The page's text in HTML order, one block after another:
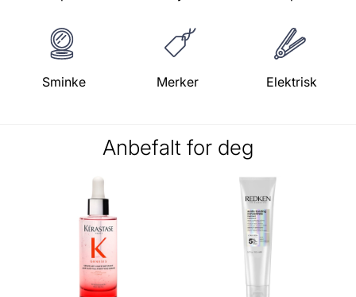
Sminke Merker Elektrisk
Anbefalt for deg